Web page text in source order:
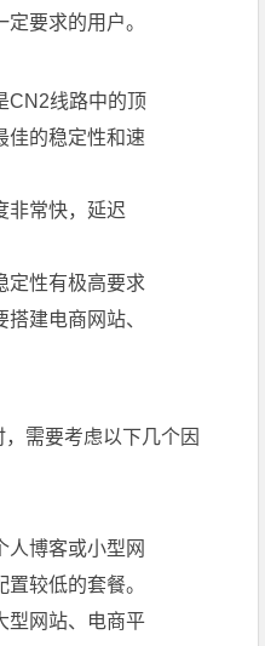
要求的用户。
CN2线路中的顶
佳的稳定性和速
非常快，延迟
定性有极高要求
建电商网站、
需要考虑以下几个因
人博客或小型网
较低的套餐。
型网站、电商平